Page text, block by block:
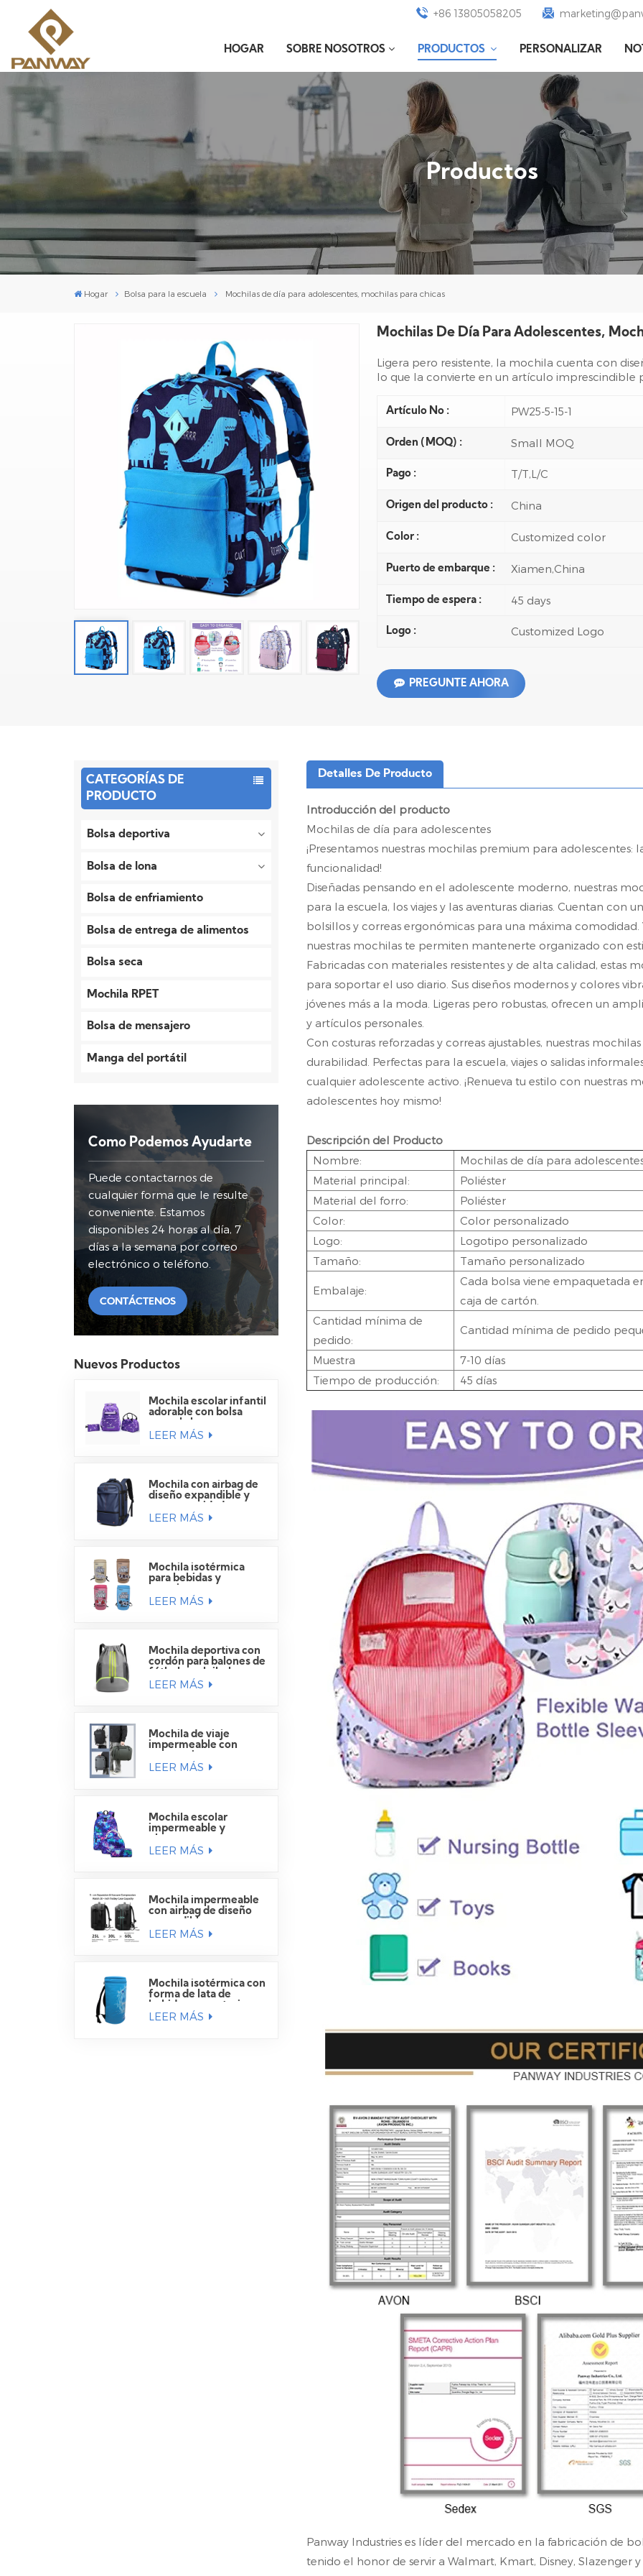
+86 13805058205
HOGAR SOBRE NOSOTROS PRODUCTOS PERSONALIZAR
Productos
Hogar Bolsa para la escuela Mochilas de día para adolescentes, mochilas para chicas
Mochilas De Día Para Adolescentes,
Ligera pero resistente, la mochila cuenta con
lo que la convierte en un artículo imprescindible
Artículo No : PW25-5-15-1
Orden (MOQ) : Small MOQ
Pago : T/T,L/C
Origen del producto : China
Color : Customized color
Puerto de embarque : Xiamen,China
Tiempo de espera : 45 days
Logo : Customized Logo
PREGUNTE AHORA
CATEGORÍAS DE
PRODUCTO
Bolsa deportiva
Bolsa de lona
Bolsa de enfriamiento
Bolsa de entrega de alimentos
Bolsa seca
Mochila RPET
Bolsa de mensajero
Manga del portátil
Como Podemos Ayudarte
Puede contactarnos de
cualquier forma que le resulte
conveniente. Estamos
disponibles 24 horas al día, 7
días a la semana por correo
electrónico o teléfono.
CONTÁCTENOS
Nuevos Productos
Mochila escolar infantil
adorable con bolsa
LEER MÁS
Mochila con airbag de
diseño expandible y
viajes.
LEER MÁS
Mochila isotérmica
para bebidas y
LEER MÁS
Mochila deportiva con
cordón para balones de
LEER MÁS
Mochila de viaje
impermeable con
portátil
LEER MÁS
Mochila escolar
impermeable y
estudiantes.
LEER MÁS
Mochila impermeable
con airbag de diseño
LEER MÁS
Mochila isotérmica con
forma de lata de
LEER MÁS
Detalles De Producto
Introducción del producto
Mochilas de día para adolescentes
¡Presentamos nuestras mochilas premium para
funcionalidad!
Diseñadas pensando en el adolescente moderno, nuestras
para la escuela, los viajes y las aventuras diarias. Cuentan
bolsillos y correas ergonómicas para una máxima comodidad.
nuestras mochilas te permiten mantenerte organizado con
Fabricadas con materiales resistentes y de alta calidad, estas
para soportar el uso diario. Sus diseños modernos y colores
jóvenes más a la moda. Ligeras pero robustas, ofrecen un
y artículos personales.
Con costuras reforzadas y correas ajustables, nuestras
durabilidad. Perfectas para la escuela, viajes o salidas
cualquier adolescente activo. ¡Renueva tu estilo con nuestras
adolescentes hoy mismo!
Descripción del Producto
Nombre:
Mochilas de día para
Material principal:
Poliéster
Material del forro:
Poliéster
Color:
Color personalizado
Logo:
Logotipo personalizado
Tamaño:
Tamaño personalizado
Embalaje:
Cada bolsa viene empaquetada
caja de cartón.
Cantidad mínima de
pedido:
Cantidad mínima de pedido
Muestra
7-10 días
Tiempo de producción:
45 días
Panway Industries es líder del mercado en la fabricación de
tenido el honor de servir a Walmart, Kmart, Disney, Slazenger